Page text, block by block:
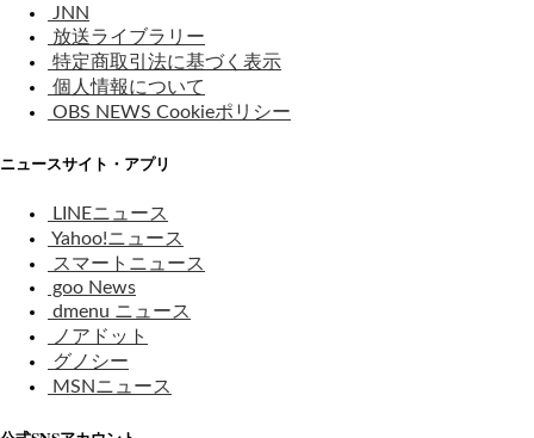
JNN
放送ライブラリー
特定商取引法に基づく表示
個人情報について
OBS NEWS Cookieポリシー
ニュースサイト・アプリ
LINEニュース
Yahoo!ニュース
スマートニュース
goo News
dmenu ニュース
ノアドット
グノシー
MSNニュース